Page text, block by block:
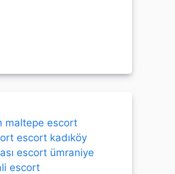
maltepe escort
escort kadıköy
escort ümraniye
escort